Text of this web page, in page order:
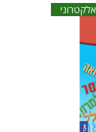
אלקטרוני